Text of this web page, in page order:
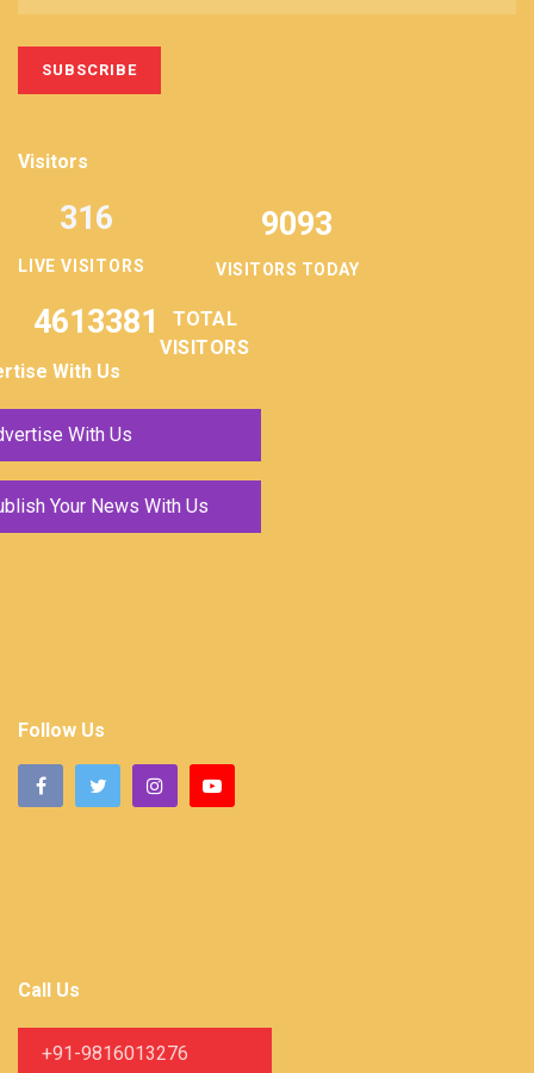
Visitors
LIVE VISITORS
316 9093
VISITORS TODAY
4613381
TOTAL
VISITORS
With Us
With Us
Your News With Us
Follow Us
Call Us
+91-9816013276